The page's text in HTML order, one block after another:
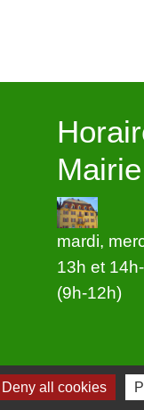
Mairie
mardi,
13h et
(9h-12h)
Deny all cookies